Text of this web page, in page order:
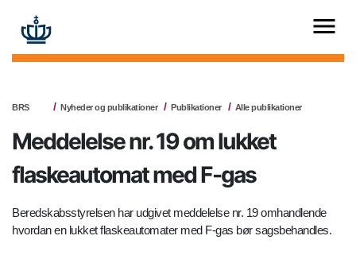
BRS Nyheder og publikationer Publikationer Alle publikationer
Meddelelse nr. 19 om lukket
flaskeautomat med F-gas
Beredskabsstyrelsen har udgivet meddelelse nr. 19 omhandlende
hvordan en lukket flaskeautomater med F-gas bør sagsbehandles.